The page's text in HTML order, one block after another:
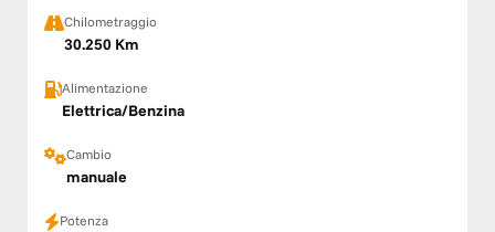
Chilometraggio
30.250 Km
Alimentazione
Elettrica/Benzina
Cambio
manuale
Potenza